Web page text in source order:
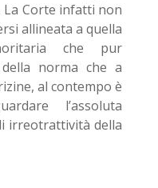
La Corte infatti non
allineata a quella
che pur
norma che a
al contempo è
l’assoluta
irreotrattività della